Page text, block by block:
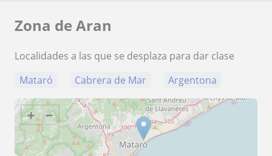
Zona de Aran
Localidades a las que se desplaza para dar clase
Mataró
Cabrera de Mar Argentona
+ −